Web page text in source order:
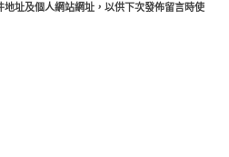
地址及個人網站網址，以供下次發佈留言時使